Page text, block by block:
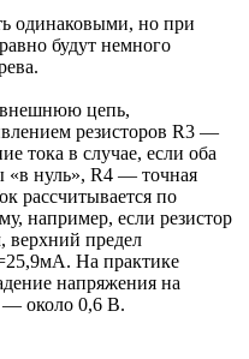
одинаковыми, но при
будут немного
внешнюю цепь,
резисторов R3 —
тока в случае, если оба
«в нуль», R4 — точная
рассчитывается по
например, если резистор
верхний предел
На практике
напряжения на
— около 0,6 В.